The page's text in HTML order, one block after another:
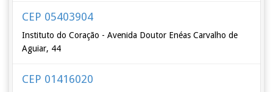
CEP 05403904
Instituto do Coração - Avenida Doutor Enéas Carvalho de
Aguiar, 44
CEP 01416020